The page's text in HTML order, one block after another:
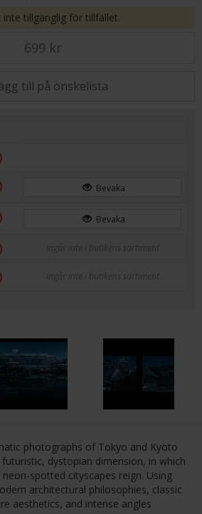
tillgänglig för tillfället.
699 kr
till på önskelista
Bevaka
Bevaka
Ingår inte i butikens sortiment
Ingår inte i butikens sortiment
photographs of Tokyo and Kyoto
dystopian dimension, in which
spotted cityscapes reign. Using
architectural philosophies, classic
aesthetics, and intense angles